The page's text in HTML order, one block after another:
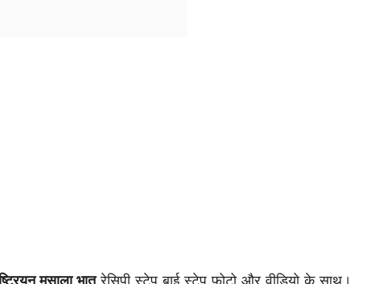
मसाला भातरेसिपी स्टेप बाई स्टेप फोटो और वीडियो के साथ।